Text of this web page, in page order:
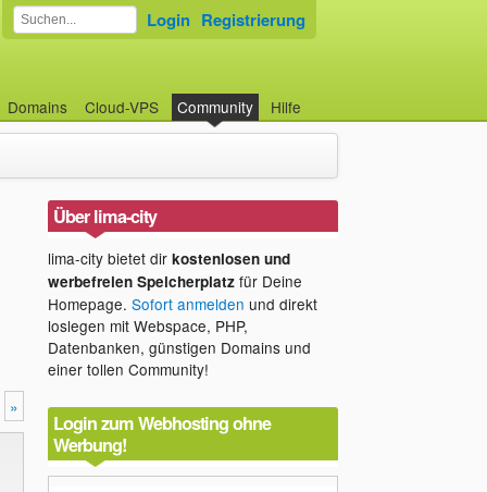
Domains Cloud-VPS Community Hilfe
Login Registrierung
»
Über lima-city
lima-city bietet dir kostenlosen und
werbefreien Speicherplatzfür Deine
Homepage. Sofort anmelden und direkt
loslegen mit Webspace, PHP,
Datenbanken, günstigen Domains und
einer tollen Community!
Login zum Webhosting ohne
Werbung!